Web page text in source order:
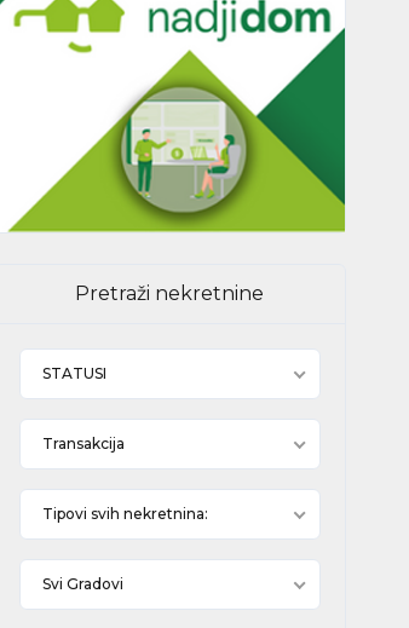
Pretraži nekretnine
STATUSI
Transakcija
Tipovi svih nekretnina:
Svi Gradovi